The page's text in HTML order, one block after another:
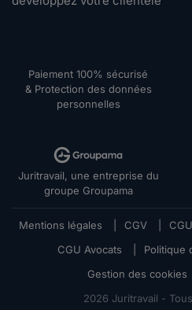
Paiement 100% sécurisé
& Protection des données
personnelles
Juritravail, une entreprise du
groupe Groupama
Mentions légales CGV
CGU Avocats
Politique
Gestion des cookies
2026 Juritravail -